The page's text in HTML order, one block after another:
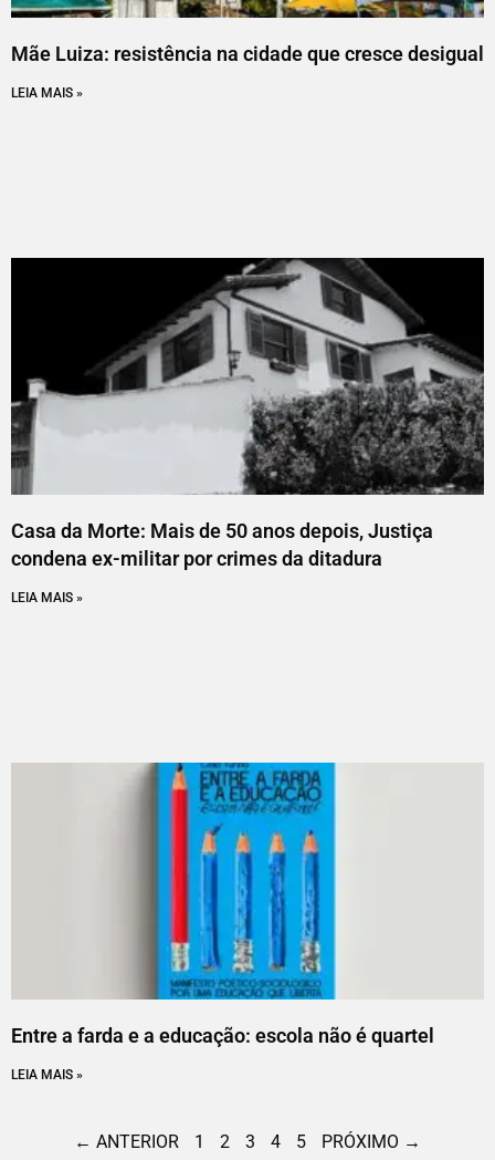
Mãe Luiza: resistência na cidade que cresce desigual
LEIA MAIS »
Casa da Morte: Mais de 50 anos depois, Justiça
condena ex-militar por crimes da ditadura
LEIA MAIS »
Entre a farda e a educação: escola não é quartel
LEIA MAIS »
← ANTERIOR 1 2 3 4 5 PRÓXIMO →